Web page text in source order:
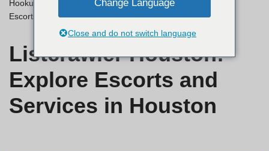
HookupLover ⭐ Recenzje»Listcrawler Houston: Explore
Escorts and Services in Houston
Listcrawler Houston:
Explore Escorts and
Services in Houston
Change Language
Close and do not switch language